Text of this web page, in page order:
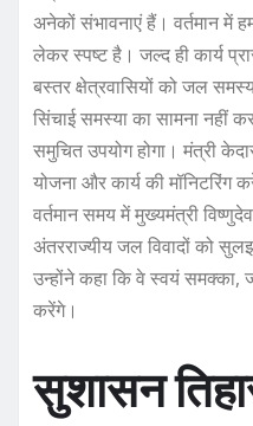
अनेकों संभावनाएं हैं। वर्तमान में
लेकर स्पष्ट है। जल्द ही कार्य
बस्तर क्षेत्रवासियों को जल
सिंचाई समस्या का सामना नहीं
समुचित उपयोग होगा। मंत्री
योजना और कार्य की मॉनिटरिंग
वर्तमान समय में मुख्यमंत्री
अंतरराज्यीय जल विवादों को
उन्होंने कहा कि वे स्वयं समक्का,
करेंगे।
सुशासन